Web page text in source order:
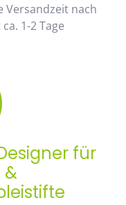
Versandzeit nach
1-2 Tage
für
&